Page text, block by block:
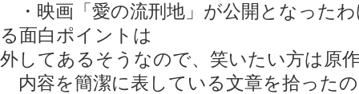
・映画「愛の流刑地」が公開となった
る面白ポイントは
外してあるそうなので、笑いたい方は原
内容を簡潔に表している文章を拾った